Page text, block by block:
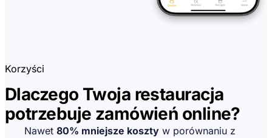
Korzyści
Dlaczego Twoja restauracja
potrzebuje zamówień online?
Nawet 80% mniejsze koszty w porównaniu z